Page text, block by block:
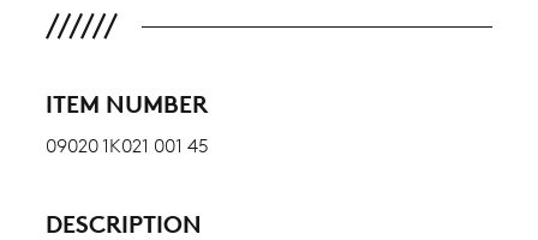
ITEM NUMBER
09020 1K021 001 45
DESCRIPTION